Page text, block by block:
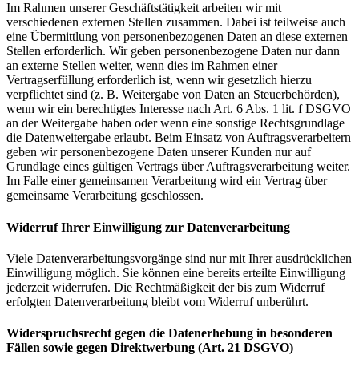
Im Rahmen unserer Geschäftstätigkeit arbeiten wir mit
verschiedenen externen Stellen zusammen. Dabei ist teilweise auch
eine Übermittlung von personenbezogenen Daten an diese externen
Stellen erforderlich. Wir geben personenbezogene Daten nur dann
an externe Stellen weiter, wenn dies im Rahmen einer
Vertragserfüllung erforderlich ist, wenn wir gesetzlich hierzu
verpflichtet sind (z. B. Weitergabe von Daten an Steuerbehörden),
wenn wir ein berechtigtes Interesse nach Art. 6 Abs. 1 lit. f DSGVO
an der Weitergabe haben oder wenn eine sonstige Rechtsgrundlage
die Datenweitergabe erlaubt. Beim Einsatz von Auftragsverarbeitern
geben wir personenbezogene Daten unserer Kunden nur auf
Grundlage eines gültigen Vertrags über Auftragsverarbeitung weiter.
Im Falle einer gemeinsamen Verarbeitung wird ein Vertrag über
gemeinsame Verarbeitung geschlossen.
Widerruf Ihrer Einwilligung zur Datenverarbeitung
Viele Datenverarbeitungsvorgänge sind nur mit Ihrer ausdrücklichen
Einwilligung möglich. Sie können eine bereits erteilte Einwilligung
jederzeit widerrufen. Die Rechtmäßigkeit der bis zum Widerruf
erfolgten Datenverarbeitung bleibt vom Widerruf unberührt.
Widerspruchsrecht gegen die Datenerhebung in besonderen
Fällen sowie gegen Direktwerbung (Art. 21 DSGVO)